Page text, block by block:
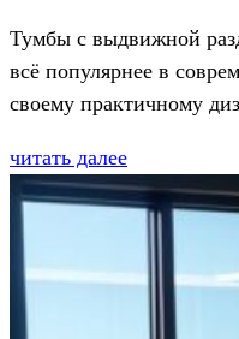
Тумбы с выдвижной
всё популярнее в
своему практичному
читать далее